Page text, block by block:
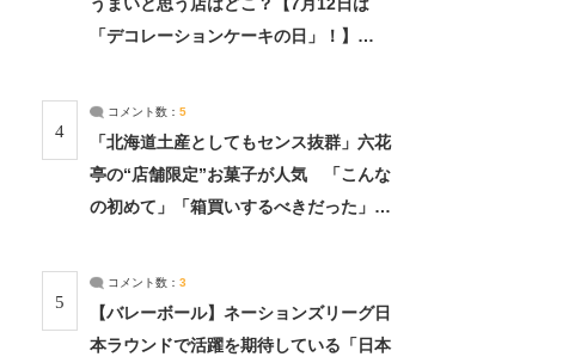
「デコレーションケーキの日」！】
4
コメント数： 5
「北海道土産としてもセンス抜群」六花
亭の“店舗限定”お菓子が人気 「こんな
の初めて」「箱買いするべきだった」
5
コメント数： 3
【バレーボール】ネーションズリーグ日
本ラウンドで活躍を期待している「日本